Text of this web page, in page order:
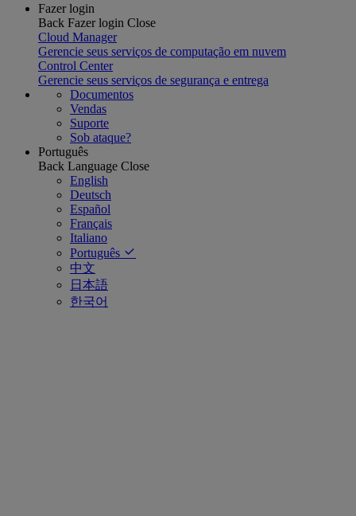
Fazer login
Back Fazer login Close
Cloud Manager
Gerencie seus serviços de computação em nuvem
Control Center
Gerencie seus serviços de segurança e entrega
Documentos
Vendas
Suporte
Sob ataque?
Português
Back Language Close
English
Deutsch
Español
Français
Italiano
Português
中文
日本語
한국어